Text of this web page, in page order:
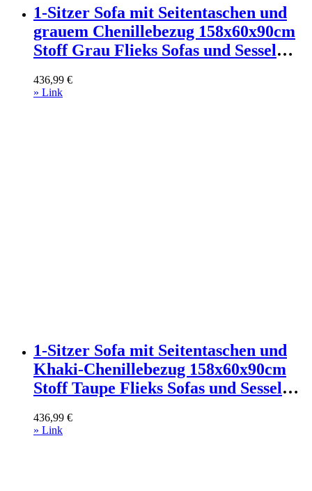
1-Sitzer Sofa mit Seitentaschen und
grauem Chenillebezug 158x60x90cm
Stoff Grau Flieks Sofas und Sessel
436,99 €
» Link
1-Sitzer Sofa mit Seitentaschen und
Khaki-Chenillebezug 158x60x90cm
Stoff Taupe Flieks Sofas und Sessel
436,99 €
» Link